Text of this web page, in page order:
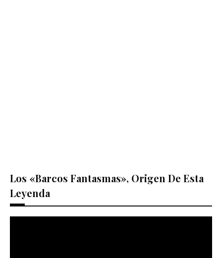
Los «barcos Fantasmas», Origen De Esta
Leyenda